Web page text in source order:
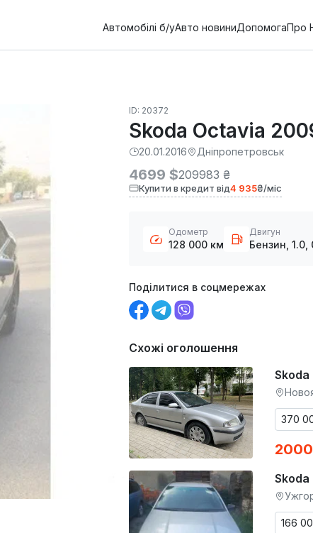
Автомобілі б/уАвто новиниДопомогаПро
ID: 20372
Skoda Octavia
20.01.2016 Дніпропетровськ
4699 $209983 ₴
Купити в кредит від4 935₴/міс
Одометр
128 000 км
Двигун
Бензин, 1.0,
Поділитися в соцмережах
Схожі оголошення
Skoda
370
Skoda
166